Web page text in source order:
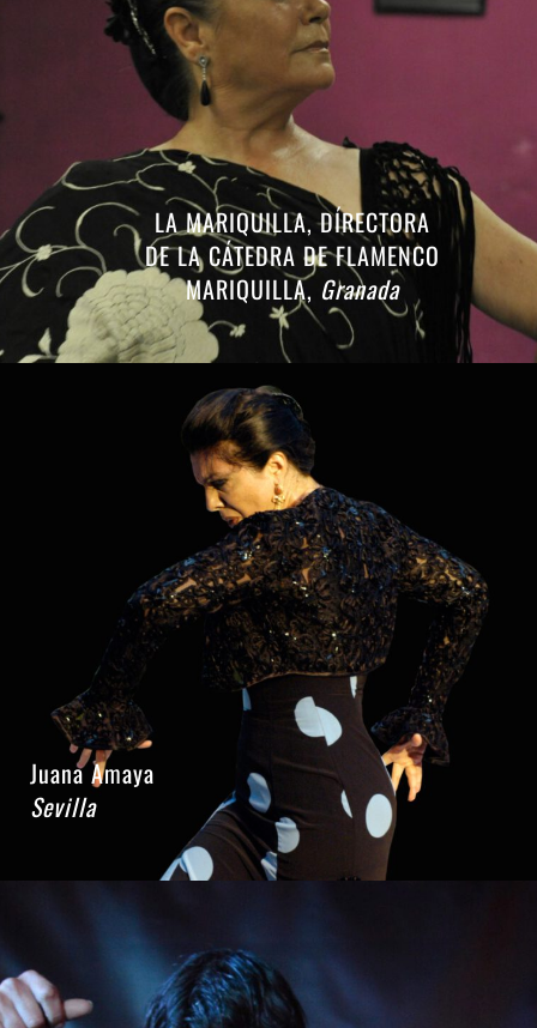
LA MARIQUILLA, DÍRECTORA
DE LA CÁTEDRA DE FLAMENCO
MARIQUILLA, Granada
Juana Amaya
Sevilla